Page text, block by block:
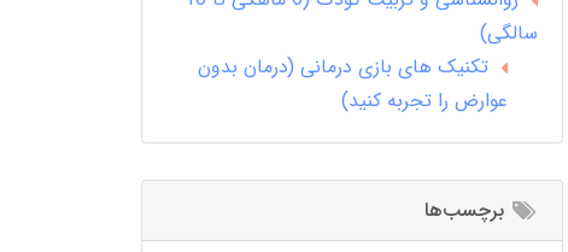
سالگی)
تکنیک های بازی درمانی (درمان بدون
عوارض را تجربه کنید)
برچسب‌ها